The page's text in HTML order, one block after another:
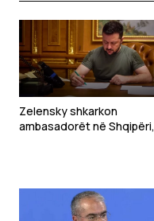
Zelensky shkarkon
ambasadorët në Shqipëri,